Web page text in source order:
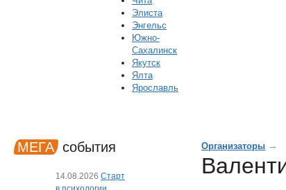
Элиста
Энгельс
Южно-
Сахалинск
Якутск
Ялта
Ярославль
Организаторы →
МЕГА события
14.08.2026 Старт